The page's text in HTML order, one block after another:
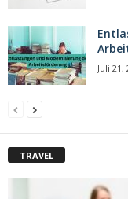
Juli 21,
TRAVEL